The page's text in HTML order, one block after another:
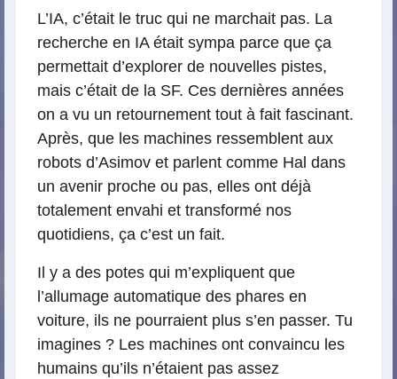
L’IA, c’était le truc qui ne marchait pas. La
recherche en IA était sympa parce que ça
permettait d’explorer de nouvelles pistes,
mais c’était de la SF. Ces dernières années
on a vu un retournement tout à fait fascinant.
Après, que les machines ressemblent aux
robots d’Asimov et parlent comme Hal dans
un avenir proche ou pas, elles ont déjà
totalement envahi et transformé nos
quotidiens, ça c’est un fait.
Il y a des potes qui m’expliquent que
l’allumage automatique des phares en
voiture, ils ne pourraient plus s’en passer. Tu
imagines ? Les machines ont convaincu les
humains qu’ils n’étaient pas assez